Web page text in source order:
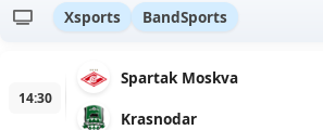
Xsports BandSports
14:30
Spartak Moskva
Krasnodar